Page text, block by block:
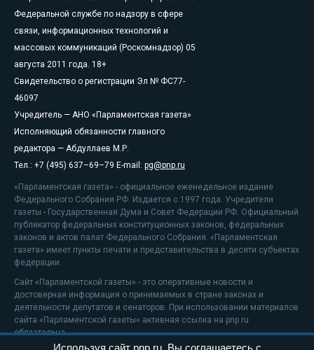
Федеральной службе по надзору в сфере
связи, информационных технологий и
массовых коммуникаций (Роскомнадзор) 05
августа 2011 года. 18+
Свидетельство о регистрации Эл № ФС77-
46097
Учредитель — АНО «Парламентская газета»
Исполняющий обязанности главного
редактора — Абдуллаев М.Р.
Тел.: +7 (495) 637–69–79 E-mail: pg@pnp.ru
«Парламентская газета» - официальное еженедельное издание
Федерального Собрания РФ. Издается с 1997 года. Учредители
газеты - Государственная Дума и Совет Федерации РФ. Официальный
публикатор федеральных конституционных законов, федеральных
законов и актов палат Федерального Собрания. «Парламентская
газета» имеет пункты печати и представительства в десяти субъектах
федерации.
Сайт «Парламентской газеты» - это оперативные новости и
достоверная информация о принимаемых в стране законах и
деятельности депутатов и сенаторов. При использовании материалов
сайта «Парламентской газеты» активная ссылка на pnp.ru
обязательна.
Используя сайт pnp.ru, Вы соглашаетесь с